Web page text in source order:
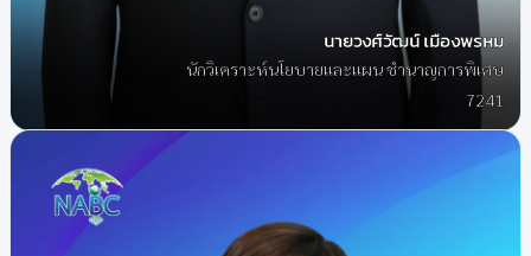
นายวงศ์วัฒน์ เมืองพรหม
นักวิเคราะห์นโยบายและแผน ชำนาญการพิเศษ
7241